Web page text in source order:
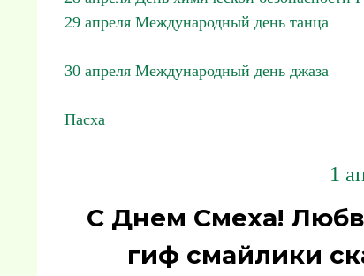
29 апреля Международный день танца
30 апреля Международный день джаза
Пасха
1
С Днем Смеха!
гиф смайлики